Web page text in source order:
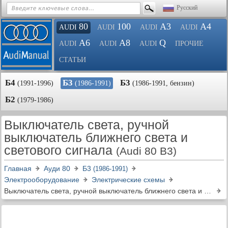
Русский
AUDI 80 AUDI 100 AUDI A3 AUDI A4
AUDI A6 AUDI A8 AUDI Q ПРОЧИЕ
СТАТЬИ
Б4 (1991-1996) Б3 (1986-1991) Б3 (1986-1991, бензин)
Б2 (1979-1986)
Выключатель света, ручной
выключатель ближнего света и
светового сигнала (Audi 80 B3)
Главная Ауди 80 Б3 (1986-1991)
Электрооборудование
Электрические схемы